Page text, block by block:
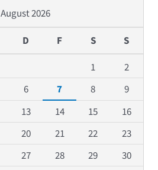
August 2026
D F S S
1
2
6 7 8
9
13 14 15
16
20 21 22
23
27 28 29
30